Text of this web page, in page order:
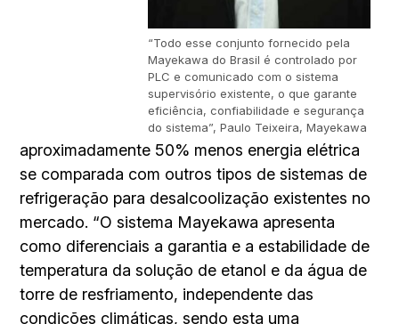
“Todo esse conjunto fornecido pela
Mayekawa do Brasil é controlado por
PLC e comunicado com o sistema
supervisório existente, o que garante
eficiência, confiabilidade e segurança
do sistema”, Paulo Teixeira, Mayekawa
aproximadamente 50% menos energia elétrica
se comparada com outros tipos de sistemas de
refrigeração para desalcoolização existentes no
mercado. “O sistema Mayekawa apresenta
como diferenciais a garantia e a estabilidade de
temperatura da solução de etanol e da água de
torre de resfriamento, independente das
condições climáticas, sendo esta uma